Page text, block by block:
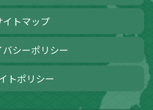
イトマップ
バシーポリシー
トポリシー